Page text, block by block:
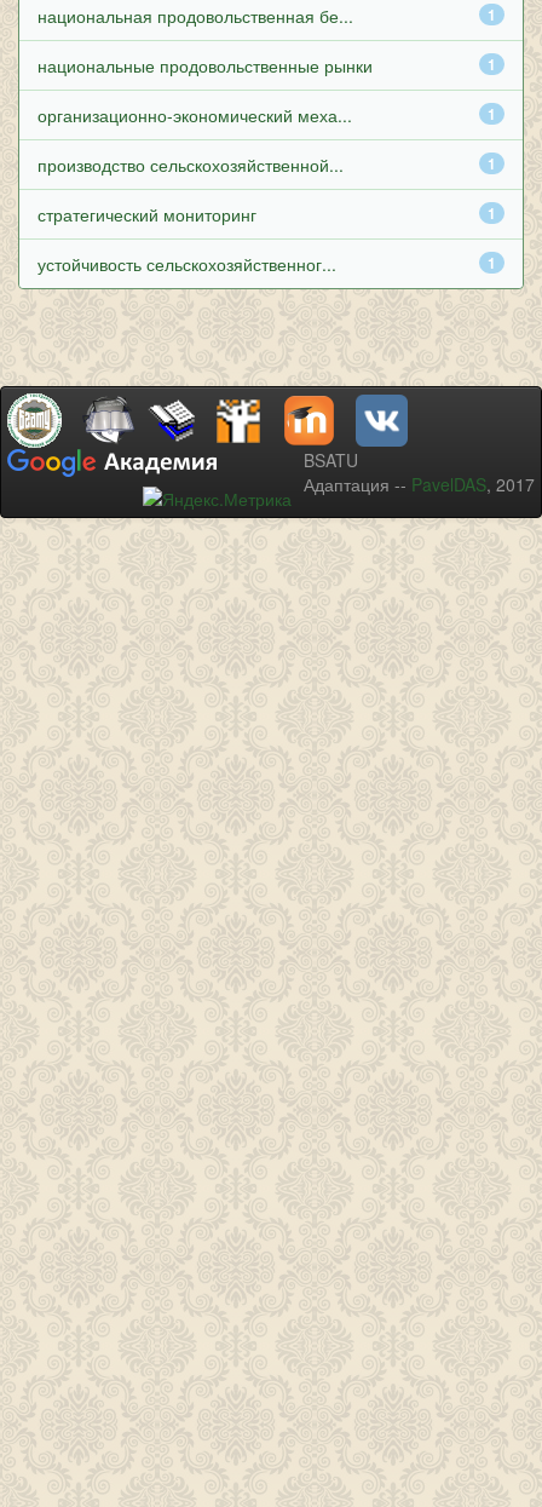
1
национальная продовольственная бе...
1
национальные продовольственные рынки
1
организационно-экономический меха...
1
производство сельскохозяйственной...
1
стратегический мониторинг
1
устойчивость сельскохозяйственног...
BSATU
Адаптация -- PavelDAS, 2017